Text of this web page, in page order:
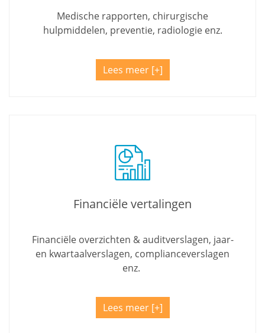
Medische rapporten, chirurgische
hulpmiddelen, preventie, radiologie enz.
Lees meer
Financiële vertalingen
Financiële overzichten & auditverslagen, jaar-
en kwartaalverslagen, complianceverslagen
enz.
Lees meer